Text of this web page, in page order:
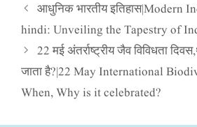
आधुनिक भारतीय इतिहास|Modern
hindi: Unveiling the Tapestry of
22 मई अंतर्राष्ट्रीय जैव विविधता
जाता है?|22 May International
When, Why is it celebrated?